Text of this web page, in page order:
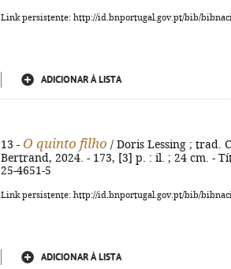
Link persistente: http://id.bnportugal.gov.pt/bib/
ADICIONAR À LISTA
13 - O quinto filho / Doris Lessing ; trad.
Bertrand, 2024. - 173, [3] p. : il. ; 24 cm. -
25-4651-5
Link persistente: http://id.bnportugal.gov.pt/bib/
ADICIONAR À LISTA